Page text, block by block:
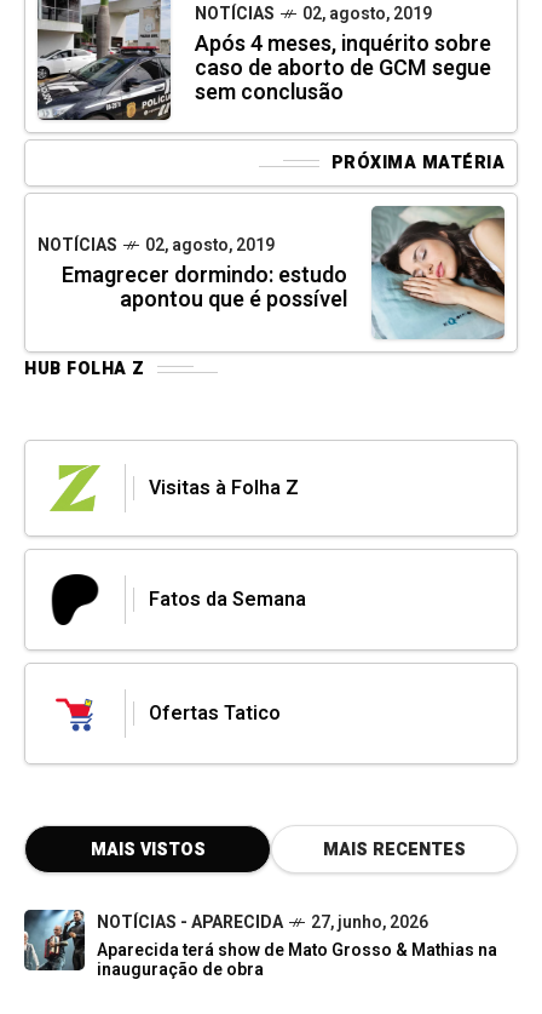
NOTÍCIAS 02, agosto, 2019
Após 4 meses, inquérito sobre
caso de aborto de GCM segue
sem conclusão
PRÓXIMA MATÉRIA
NOTÍCIAS 02, agosto, 2019
Emagrecer dormindo: estudo
apontou que é possível
HUB FOLHA Z
Visitas à Folha Z
Fatos da Semana
Ofertas Tatico
MAIS VISTOS MAIS RECENTES
NOTÍCIAS - APARECIDA
27, junho, 2026
Aparecida terá show de Mato Grosso & Mathias na
inauguração de obra